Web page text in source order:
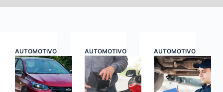
AUTOMOTIVO AUTOMOTIVO AUTOMOTIVO